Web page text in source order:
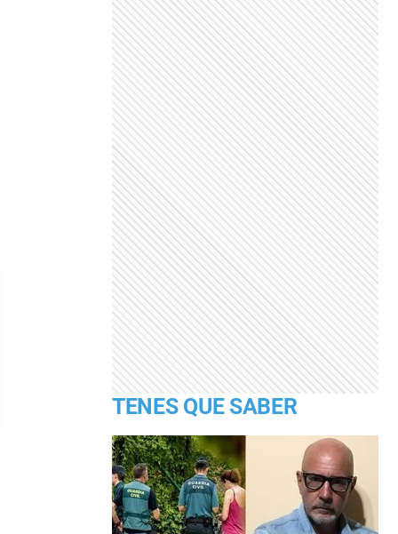
TENES QUE SABER